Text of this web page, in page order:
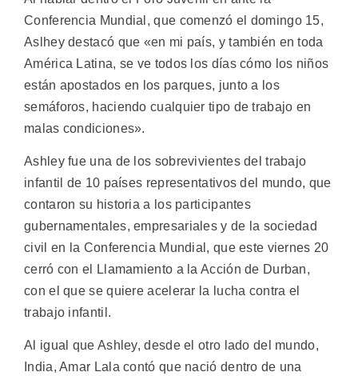
Conferencia Mundial, que comenzó el domingo 15,
Aslhey destacó que «en mi país, y también en toda
América Latina, se ve todos los días cómo los niños
están apostados en los parques, junto a los
semáforos, haciendo cualquier tipo de trabajo en
malas condiciones».
Ashley fue una de los sobrevivientes del trabajo
infantil de 10 países representativos del mundo, que
contaron su historia a los participantes
gubernamentales, empresariales y de la sociedad
civil en la Conferencia Mundial, que este viernes 20
cerró con el Llamamiento a la Acción de Durban,
con el que se quiere acelerar la lucha contra el
trabajo infantil.
Al igual que Ashley, desde el otro lado del mundo,
India, Amar Lala contó que nació dentro de una